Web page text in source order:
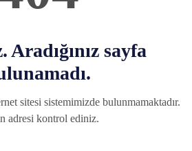
Aradığınız sayfa
sitesi sistemimizde bulunmamaktadır.
adresi kontrol ediniz.